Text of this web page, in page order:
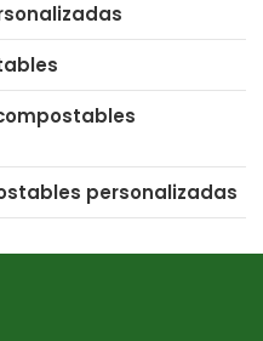
personalizadas